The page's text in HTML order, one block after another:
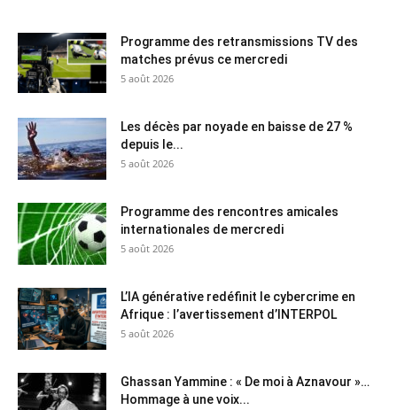
Programme des retransmissions TV des
matches prévus ce mercredi
5 août 2026
Les décès par noyade en baisse de 27 %
depuis le...
5 août 2026
Programme des rencontres amicales
internationales de mercredi
5 août 2026
L’IA générative redéfinit le cybercrime en
Afrique : l’avertissement d’INTERPOL
5 août 2026
Ghassan Yammine : « De moi à Aznavour »…
Hommage à une voix...